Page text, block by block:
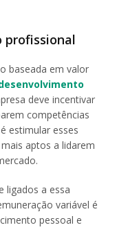
profissional
baseada em valor
deve incentivar
competências
estimular esses
aptos a lidarem
ligados a essa
variável é
pessoal e